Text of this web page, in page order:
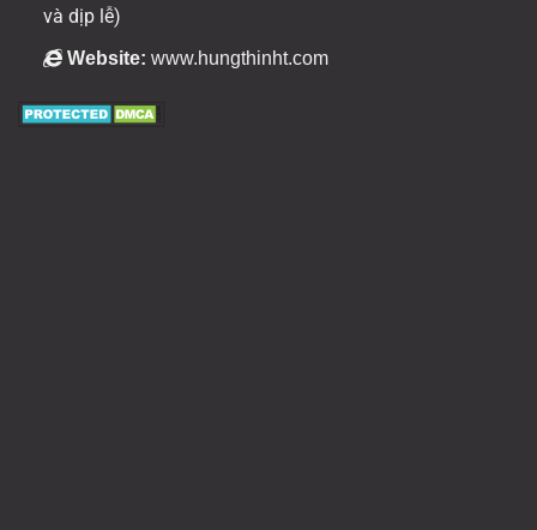
và dịp lễ)
Website: www.hungthinht.com